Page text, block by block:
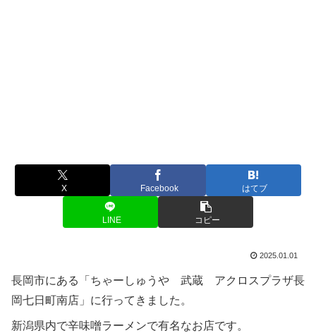
X Facebook はてブ
LINE コピー
2025.01.01
長岡市にある「ちゃーしゅうや 武蔵 アクロスプラザ長
岡七日町南店」に行ってきました。
新潟県内で辛味噌ラーメンで有名なお店です。